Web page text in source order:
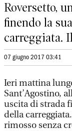
Roversetto,
finendo la
carreggiata.
07 giugno 2017 03:41
Ieri mattina
Sant’Agostino,
uscita di strada
della
rimosso senza